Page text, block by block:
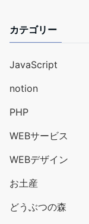
カテゴリー
JavaScript
notion
PHP
WEBサービス
WEBデザイン
お土産
どうぶつの森